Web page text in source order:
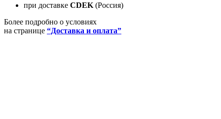
при доставке CDEK (Россия)
Более подробно о условиях
на странице “Доставка и оплата”